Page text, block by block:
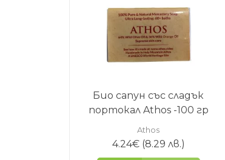
Био сапун със сладък
портокал Athos -100 гр
Athos
4.24€(8.29 лв.)